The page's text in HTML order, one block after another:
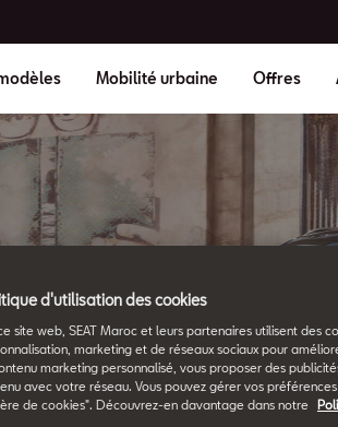
Mobilité urbaine Offres
All the
d'utilisation des cookies
site web, SEAT Maroc et leurs partenaires utilisent des
marketing et de réseaux sociaux pour
marketing personnalisé, vous proposer des
avec votre réseau. Vous pouvez gérer vos
de cookies". Découvrez-en davantage dans notre